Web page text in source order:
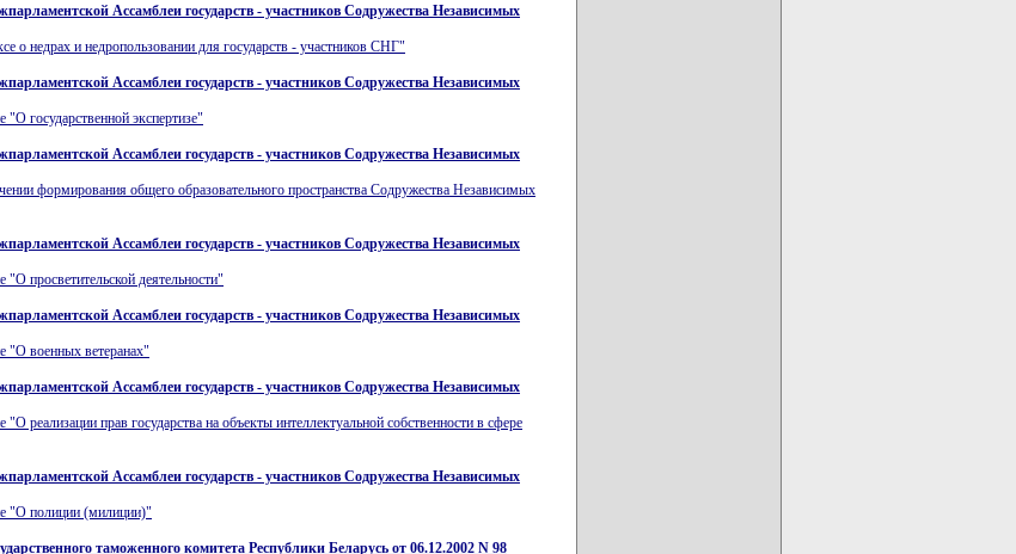
Ассамблеи государств - участников Содружества Независимых
о недрах и недропользовании для государств - участников СНГ"
Ассамблеи государств - участников Содружества Независимых
государственной экспертизе"
Ассамблеи государств - участников Содружества Независимых
формирования общего образовательного пространства Содружества Независимых
Ассамблеи государств - участников Содружества Независимых
просветительской деятельности"
Ассамблеи государств - участников Содружества Независимых
"О военных ветеранах"
Ассамблеи государств - участников Содружества Независимых
реализации прав государства на объекты интеллектуальной собственности в сфере
Ассамблеи государств - участников Содружества Независимых
"О полиции (милиции)"
таможенного комитета Республики Беларусь от 06.12.2002 N 98